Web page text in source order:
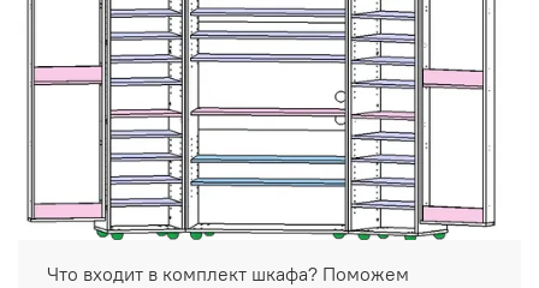
Что входит в комплект шкафа? Поможем